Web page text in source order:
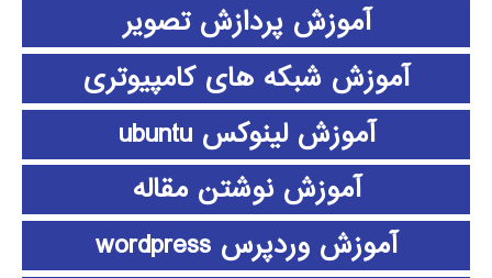
آموزش پردازش تصویر
آموزش شبکه های کامپیوتری
آموزش لینوکس ubuntu
آموزش نوشتن مقاله
آموزش وردپرس wordpress